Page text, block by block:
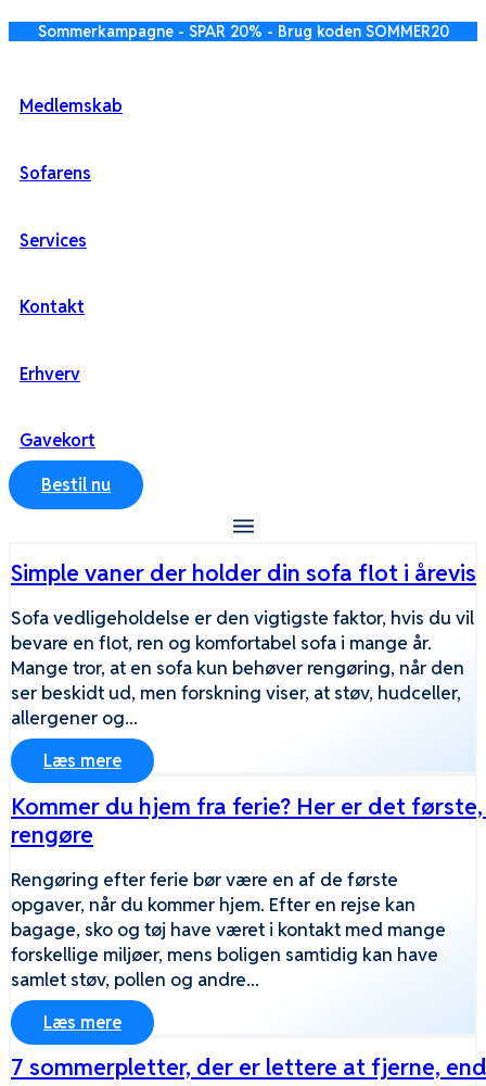
Sommerkampagne - SPAR 20% - Brug koden SOMMER20
Medlemskab
Sofarens
Services
Kontakt
Erhverv
Gavekort
Bestil nu
Simple vaner der holder din sofa flot i årevis
Sofa vedligeholdelse er den vigtigste faktor, hvis du vil
bevare en flot, ren og komfortabel sofa i mange år.
Mange tror, at en sofa kun behøver rengøring, når den
ser beskidt ud, men forskning viser, at støv, hudceller,
allergener og...
Læs mere
Kommer du hjem fra ferie? Her er det
rengøre
Rengøring efter ferie bør være en af de første
opgaver, når du kommer hjem. Efter en rejse kan
bagage, sko og tøj have været i kontakt med mange
forskellige miljøer, mens boligen samtidig kan have
samlet støv, pollen og andre...
Læs mere
7 sommerpletter, der er lettere at fjerne,